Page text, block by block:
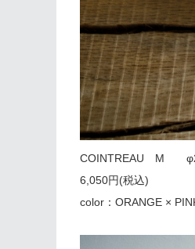
COINTREAU M
6,050円(税込)
color：ORANGE ×